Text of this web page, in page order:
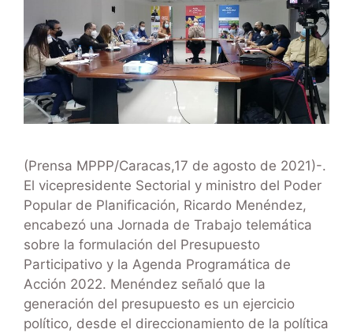
(Prensa MPPP/Caracas,17 de agosto de 2021)-.
El vicepresidente Sectorial y ministro del Poder
Popular de Planificación, Ricardo Menéndez,
encabezó una Jornada de Trabajo telemática
sobre la formulación del Presupuesto
Participativo y la Agenda Programática de
Acción 2022. Menéndez señaló que la
generación del presupuesto es un ejercicio
político, desde el direccionamiento de la política